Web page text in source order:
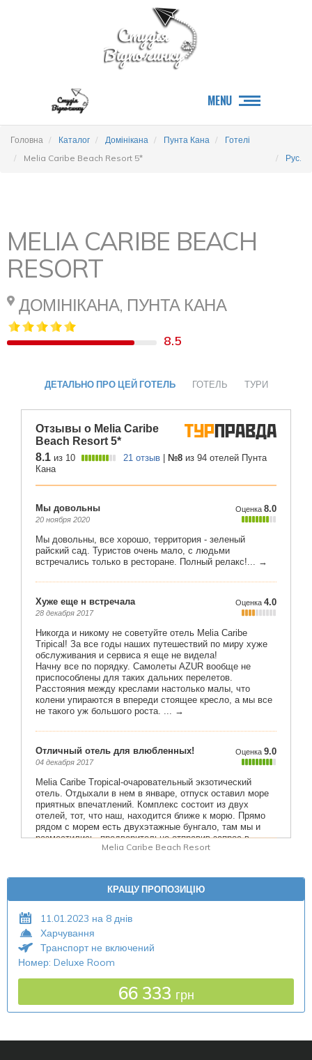
MENU
Головна Каталог Домінікана Пунта Кана
Готелі
Melia Caribe Beach Resort 5*
Рус.
MELIA CARIBE BEACH
RESORT
ДОМІНІКАНА, ПУНТА КАНА
8.5
ДЕТАЛЬНО ПРО ЦЕЙ ГОТЕЛЬ ГОТЕЛЬ ТУРИ
Melia Caribe Beach Resort
КРАЩУ ПРОПОЗИЦІЮ
11.01.2023 на 8 днів
Харчування
Транспорт не включений
Номер: Deluxe Room
66 333 грн